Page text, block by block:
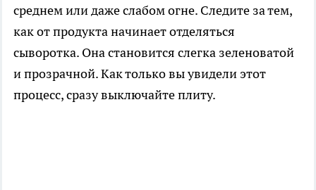
среднем или даже слабом огне. Следите за тем,
как от продукта начинает отделяться
сыворотка. Она становится слегка зеленоватой
и прозрачной. Как только вы увидели этот
процесс, сразу выключайте плиту.